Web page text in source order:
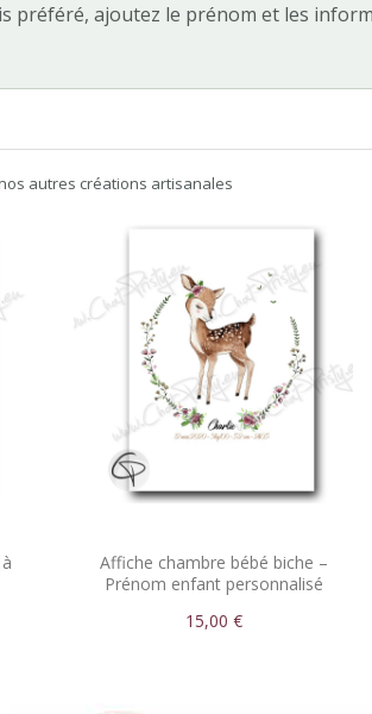
préféré, ajoutez le prénom et les
autres créations artisanales
Affiche chambre bébé biche –
Prénom enfant personnalisé
15,00 €